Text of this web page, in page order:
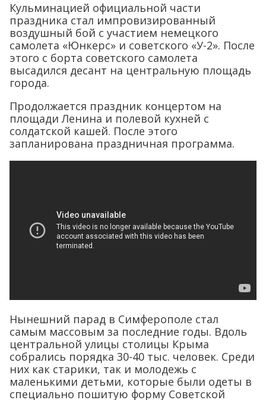
Кульминацией официальной части
праздника стал импровизированный
воздушный бой с участием немецкого
самолета «Юнкерс» и советского «У-2». После
этого с борта советского самолета
высадился десант на центральную площадь
города.
Продолжается праздник концертом на
площади Ленина и полевой кухней с
солдатской кашей. После этого
запланирована праздничная программа.
Нынешний парад в Симферополе стал
самым массовым за последние годы. Вдоль
центральной улицы столицы Крыма
собрались порядка 30-40 тыс. человек. Среди
них как старики, так и молодежь с
маленькими детьми, которые были одеты в
специально пошитую форму Советской